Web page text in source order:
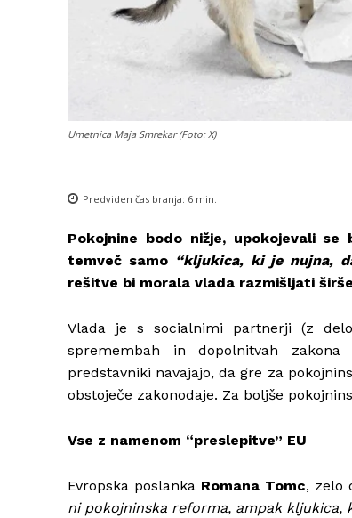
Umetnica Maja Smrekar (Foto: X)
Predviden čas branja: 6 min.
Pokojnine bodo nižje, upokojevali
temveč samo “kljukica, ki je nujna,
rešitve bi morala vlada razmišljati
Vlada je s socialnimi partnerji (z
spremembah in dopolnitvah
predstavniki navajajo, da gre za
obstoječe zakonodaje. Za boljše
Vse z namenom “preslepitve” EU
Evropska poslanka Romana Tomc, zelo
ni pokojninska reforma, ampak kljukica,